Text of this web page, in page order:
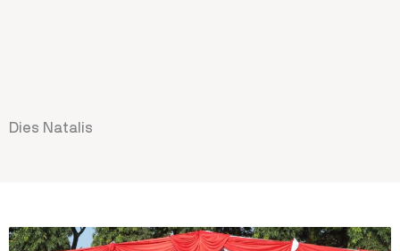
Dies Natalis